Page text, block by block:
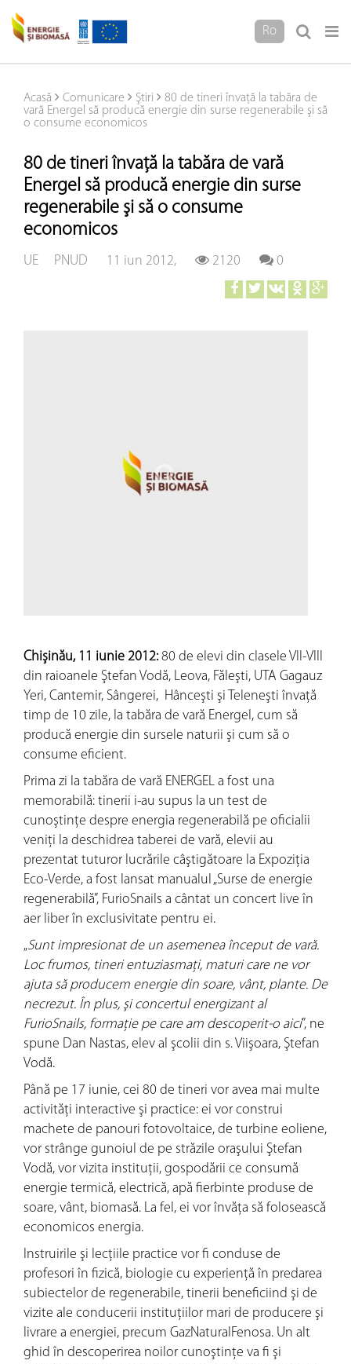
Ro
Acasă Comunicare Ştiri
80 de tineri învaţă la tabăra de
vară Energel să producă energie din surse regenerabile şi să
o consume economicos
80 de tineri învaţă la tabăra de vară
Energel să producă energie din surse
regenerabile şi să o consume
economicos
UE PNUD 11 iun 2012, 2120 0
Chişinău, 11 iunie 2012: 80 de elevi din clasele VII-VIII
din raioanele Ştefan Vodă, Leova, Făleşti, UTA Gagauz
Yeri, Cantemir, Sângerei, Hânceşti şi Teleneşti învaţă
timp de 10 zile, la tabăra de vară Energel, cum să
producă energie din sursele naturii şi cum să o
consume eficient.
Prima zi la tabăra de vară ENERGEL a fost una
memorabilă: tinerii i-au supus la un test de
cunoştinţe despre energia regenerabilă pe oficialii
veniţi la deschidrea taberei de vară, elevii au
prezentat tuturor lucrările câştigătoare la Expoziţia
Eco-Verde, a fost lansat manualul „Surse de energie
regenerabilă”, FurioSnails a cântat un concert live în
aer liber în exclusivitate pentru ei.
„Sunt impresionat de un asemenea început de vară.
Loc frumos, tineri entuziasmaţi, maturi care ne vor
ajuta să producem energie din soare, vânt, plante. De
necrezut. În plus, şi concertul energizant al
FurioSnails, formaţie pe care am descoperit-o aici”, ne
spune Dan Nastas, elev al şcolii din s. Viişoara, Ştefan
Vodă.
Până pe 17 iunie, cei 80 de tineri vor avea mai multe
activităţi interactive şi practice: ei vor construi
machete de panouri fotovoltaice, de turbine eoliene,
vor strânge gunoiul de pe străzile oraşului Ştefan
Vodă, vor vizita instituţii, gospodării ce consumă
energie termică, electrică, apă fierbinte produse de
soare, vânt, biomasă. La fel, ei vor învăţa să folosească
economicos energia.
Instruirile şi lecţiile practice vor fi conduse de
profesori în fizică, biologie cu experienţă în predarea
subiectelor de regenerabile, tinerii beneficiind şi de
vizite ale conducerii instituţiilor mari de producere şi
livrare a energiei, precum GazNaturalFenosa. Un alt
ghid în descoperirea noilor cunoştinţe va fi şi